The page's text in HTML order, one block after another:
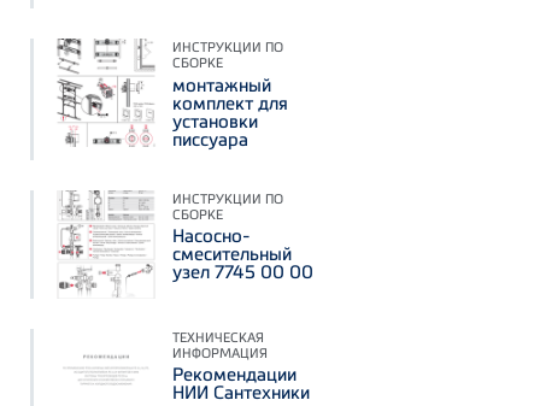
ИНСТРУКЦИИ ПО
СБОРКЕ
монтажный
комплект для
установки
писсуара
ИНСТРУКЦИИ ПО
СБОРКЕ
Насосно-
смесительный
узел 7745 00 00
ТЕХНИЧЕСКАЯ
ИНФОРМАЦИЯ
Рекомендации
НИИ Сантехники